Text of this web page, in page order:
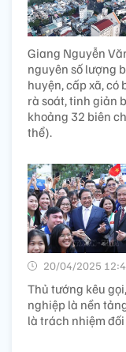
Giang Nguyễn
nguyên số lượng
huyện, cấp xã, có
rà soát, tinh giản
khoảng 32 biên
thể).
20/04/2025
Thủ tướng kêu
nghiệp là nền
là trách nhiệm